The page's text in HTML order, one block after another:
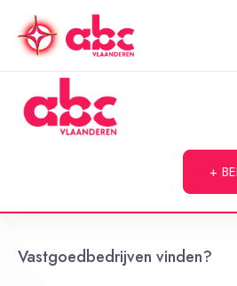
+
Vastgoedbedrijven vinden?